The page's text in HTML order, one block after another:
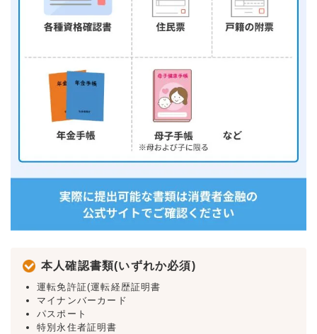
本人確認書類(いずれか必須)
運転免許証(運転経歴証明書
マイナンバーカード
パスポート
特別永住者証明書